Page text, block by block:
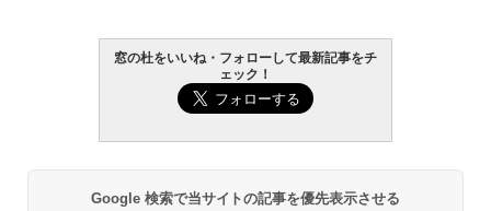
窓の杜をいいね・フォローして最新記事をチ
ェック！
Google 検索で当サイトの記事を優先表示させる